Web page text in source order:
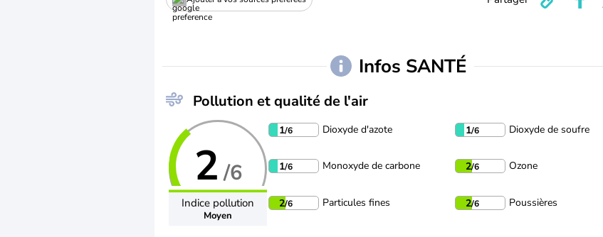
Infos SANTÉ
Pollution et qualité de l'air
2 /6
Indice pollution
Moyen
1/6 Dioxyde d'azote 1/6 Dioxyde de soufre
1/6 Monoxyde de carbone 2/6 Ozone
2/6 Particules fines 2/6 Poussières